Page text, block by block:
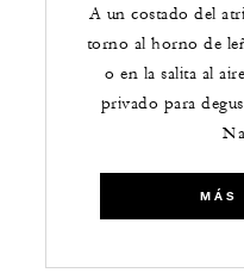
A un costado del
torno al horno de
o en la salita al
privado para
MÁS